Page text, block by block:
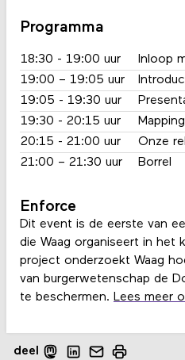
Programma
18:30 - 19:00 uur
Inloop
19:00 – 19:05 uur
19:05 - 19:30 uur
19:30 - 20:15 uur
20:15 - 21:00 uur
Onze
21:00 – 21:30 uur
Borrel
Enforce
Dit event is de eerste van
die Waag organiseert in het
project onderzoekt Waag
van burgerwetenschap de
te beschermen. Lees meer
deel